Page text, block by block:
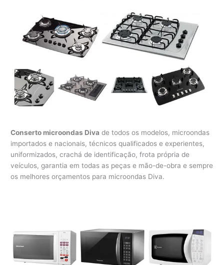
Conserto microondas Diva de todos os modelos, microondas
importados e nacionais, técnicos qualificados e experientes,
uniformizados, crachá de identificação, frota própria de
veículos, garantia em todas as peças e mão-de-obra e sempre
os melhores orçamentos para microondas Diva.